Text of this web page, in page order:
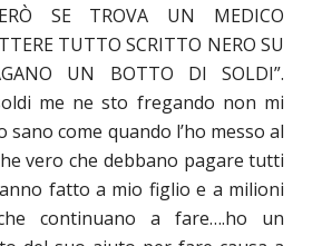
SE TROVA UN MEDICO
TUTTO SCRITTO NERO SU
UN BOTTO DI SOLDI”.
me ne sto fregando non mi
come quando l’ho messo al
vero che debbano pagare tutti
fatto a mio figlio e a milioni
continuano a fare….ho un